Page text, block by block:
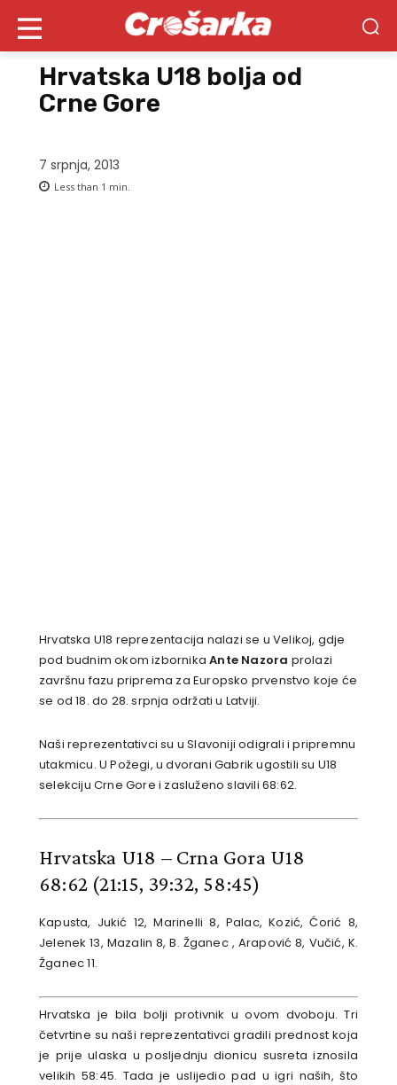
Hrvatska U18 bolja od
Crne Gore
7 srpnja, 2013
Less than 1 min.
Hrvatska U18 reprezentacija nalazi se u Velikoj, gdje
pod budnim okom izbornikaAnte Nazora prolazi
završnu fazu priprema za Europsko prvenstvo koje će
se od 18. do 28. srpnja održati u Latviji.
Naši reprezentativci su u Slavoniji odigrali i pripremnu
utakmicu. U Požegi, u dvorani Gabrik ugostili su U18
selekciju Crne Gore i zasluženo slavili 68:62.
Hrvatska U18 – Crna Gora U18
68:62 (21:15, 39:32, 58:45)
Kapusta, Jukić 12, Marinelli 8, Palac, Kozić, Ćorić 8,
Jelenek 13, Mazalin 8, B. Žganec , Arapović 8, Vučić, K.
Žganec 11.
Hrvatska je bila bolji protivnik u ovom dvoboju. Tri
četvrtine su naši reprezentativci gradili prednost koja
je prije ulaska u posljednju dionicu susreta iznosila
velikih 58:45. Tada je uslijedio pad u igri naših, što